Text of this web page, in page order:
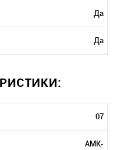
Да
Да
07
AMK-